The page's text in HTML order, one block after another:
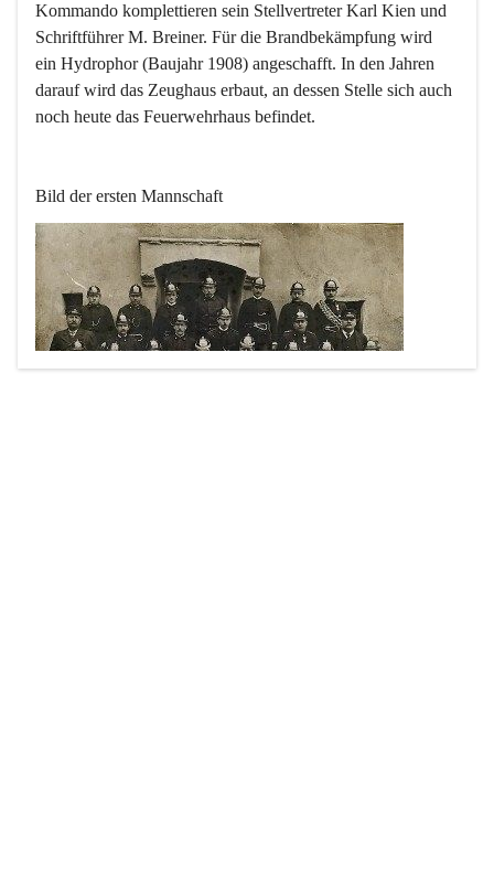
Kommando komplettieren sein Stellvertreter Karl Kien und
Schriftführer M. Breiner. Für die Brandbekämpfung wird
ein Hydrophor (Baujahr 1908) angeschafft. In den Jahren
darauf wird das Zeughaus erbaut, an dessen Stelle sich auch
noch heute das Feuerwehrhaus befindet.
Bild der ersten Mannschaft